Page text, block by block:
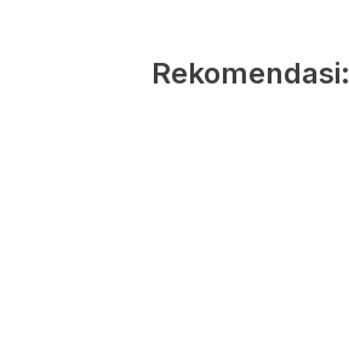
Rekomendasi: